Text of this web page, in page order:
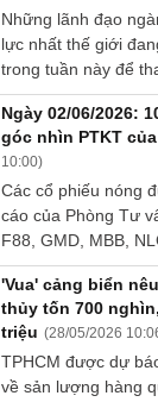
Những lãnh đạo
lực nhất thế giới
trong tuần này để
biển Quốc tế
được bàn luận là eo
Ngày 02/06/2026:
góc nhìn PTKT
10:00)
Các cổ phiếu nóng
cáo của Phòng Tư
F88, GMD, MBB,
VPB, VIB.
'Vua' cảng biển
thủy tốn 700
triệu (28/05/2026
TPHCM được dự
về sản lượng hàng